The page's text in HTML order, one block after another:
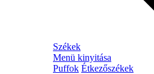
Székek
Menü kinyitása
Puffok Étkezőszékek